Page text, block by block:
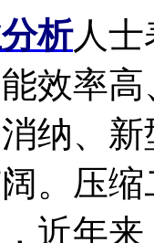
析人士
效率
纳、
。压
近年